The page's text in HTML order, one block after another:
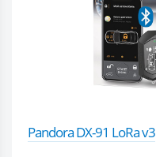
Pandora DX-91 LoRa v3